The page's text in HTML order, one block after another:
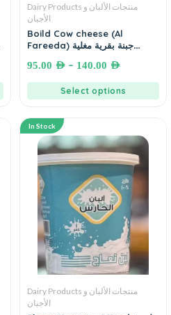
Dairy Products منتجات الألبان و
الأجبان
Boild Cow cheese (Al
Fareeda) جبنة بقرية مغلية
95.00 AED – 140.00 AED
Select options
In Stock
Dairy Products منتجات الألبان و
الأجبان